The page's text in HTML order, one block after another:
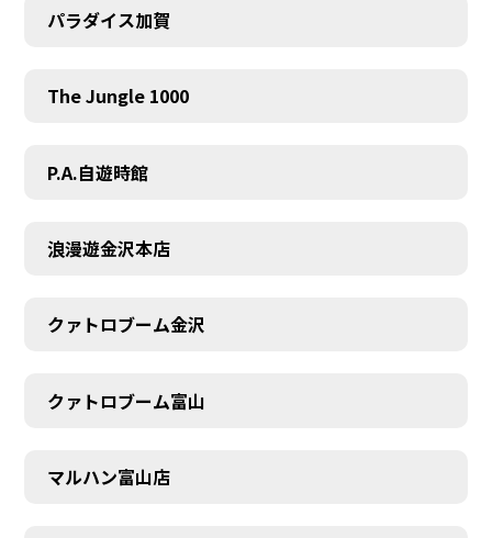
パラダイス加賀
The Jungle 1000
P.A.自遊時館
浪漫遊金沢本店
クァトロブーム金沢
クァトロブーム富山
マルハン富山店